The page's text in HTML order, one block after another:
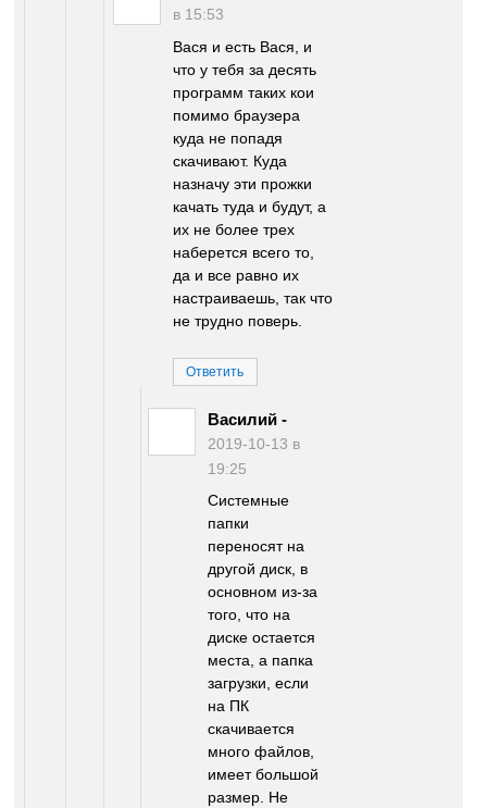
в 15:53
Вася и есть Вася, и
что у тебя за десять
программ таких кои
помимо браузера
куда не попадя
скачивают. Куда
назначу эти прожки
качать туда и будут, а
их не более трех
наберется всего то,
да и все равно их
настраиваешь, так что
не трудно поверь.
Ответить
Василий -
2019-10-13 в
19:25
Системные
папки
переносят на
другой диск, в
основном из-за
того, что на
диске остается
места, а папка
загрузки, если
на ПК
скачивается
много файлов,
имеет большой
размер. Не